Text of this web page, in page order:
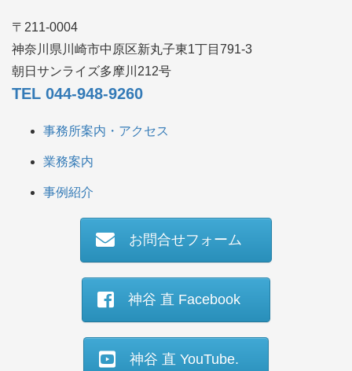
〒211-0004
神奈川県川崎市中原区新丸子東1丁目791-3
朝日サンライズ多摩川212号
TEL 044-948-9260
事務所案内・アクセス
業務案内
事例紹介
お問合せフォーム
神谷 直 Facebook
神谷 直 YouTube.